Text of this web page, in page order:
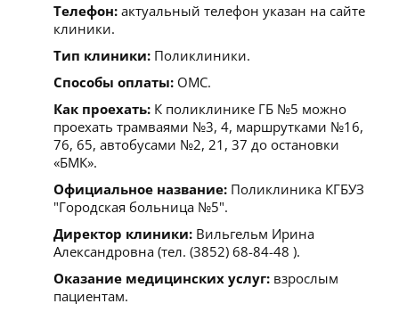
Телефон: актуальный телефон указан на сайте
клиники.
Тип клиники: Поликлиники.
Способы оплаты: ОМС.
Как проехать: К поликлинике ГБ №5 можно
проехать трамваями №3, 4, маршрутками №16,
76, 65, автобусами №2, 21, 37 до остановки
«БМК».
Официальное название: Поликлиника КГБУЗ
"Городская больница №5".
Директор клиники: Вильгельм Ирина
Александровна (тел. (3852) 68-84-48 ).
Оказание медицинских услуг: взрослым
пациентам.